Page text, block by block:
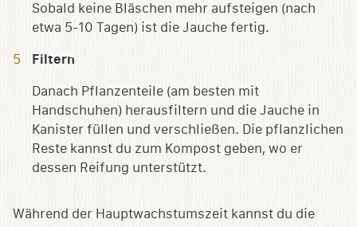
Sobald keine Bläschen mehr aufsteigen (nach
etwa 5-10 Tagen) ist die Jauche fertig.
Filtern
Danach Pflanzenteile (am besten mit
Handschuhen) herausfiltern und die Jauche in
Kanister füllen und verschließen. Die pflanzlichen
Reste kannst du zum Kompost geben, wo er
dessen Reifung unterstützt.
Während der Hauptwachstumszeit kannst du die